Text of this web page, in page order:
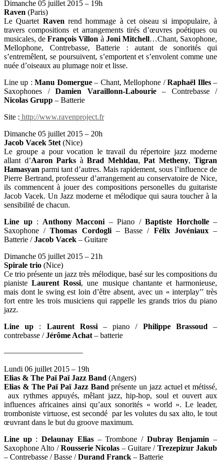
Dimanche 05 juillet 2015 – 19h
Raven (Paris)
Le Quartet Raven rend hommage à cet oiseau si impopulaire, à
travers compositions et arrangements tirés d’œuvres poétiques ou
musicales, deFrançois Villon à Joni Mitchell…Chant, Saxophone,
Mellophone, Contrebasse, Batterie : autant de sonorités qui
s’entremêlent, se poursuivent, s’emportent et s’envolent comme une
nuée d’oiseaux au plumage noir et lisse.
Line up :Manu Domergue– Chant, Mellophone /Raphaël Illes–
Saxophones / Damien Varaillonn-Labourie– Contrebasse /
Nicolas Grupp – Batterie
Site : http://www.ravenproject.fr
Dimanche 05 juillet 2015 – 20h
Jacob Vacek 5tet (Nice)
Le groupe a pour vocation le travail du répertoire jazz moderne
allant d’Aaron Parks à Brad Mehldau, Pat Metheny, Tigran
Hamasyan parmi tant d’autres. Mais rapidement, sous l’influence de
Pierre Bertrand, professeur d’arrangement au conservatoire de Nice,
ils commencent à jouer des compositions personelles du guitariste
Jacob Vacek. Un Jazz moderne et mélodique qui saura toucher à la
sensibilité de chacun.
Line up: Anthony Macconi – Piano / Baptiste Horcholle–
Saxophone /Thomas Cordogli– Basse / Félix Jovéniaux–
Batterie /Jacob Vacek – Guitare
Dimanche 05 juillet 2015 – 21h
Spirale trio (Nice)
Ce trio présente un jazz très mélodique, basé sur les compositions du
pianisteLaurent Rossi, une musique chantante et harmonieuse,
mais dont le swing est loin d’être absent, avec un « interplay’’ très
fort entre les trois musiciens qui rappelle les grands trios du piano
jazz.
Line up : Laurent Rossi– piano / Philippe Brassoud –
contrebasse /Jérôme Achat – batterie
——————————
Lundi 06 juillet 2015 – 19h
Elias & The Paï Paï Jazz Band (Angers)
Elias & The Paï Paï Jazz Band présente un jazz actuel et métissé,
aux rythmes appuyés, mêlant jazz, hip-hop, soul et ouvert aux
influences africaines ainsi qu’aux sonorités « world ». Le leader,
tromboniste virtuose, est secondé par les volutes du sax alto, le tout
œuvrant dans le but du groove maximum.
Line up:Delaunay Elias– Trombone / Dubray Benjamin –
Saxophone Alto /Rousserie Nicolas – Guitare / Trezepizur Jakub
– Contrebasse / Basse /Durand Franck – Batterie